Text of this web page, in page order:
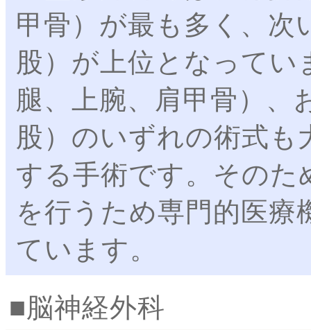
甲骨）が最も多く、次
股）が上位となってい
腿、上腕、肩甲骨）、
股）のいずれの術式も
する手術です。そのた
を行うため専門的医療
ています。
脳神経外科